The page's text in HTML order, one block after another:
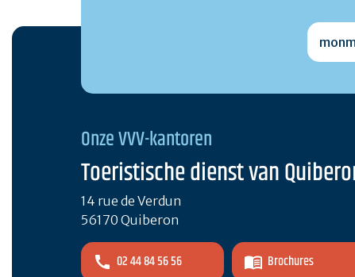
Onze VVV-kantoren
Toeristische dienst van
14 rue de Verdun
56170 Quiberon
02 44 84 56 56 Brochures